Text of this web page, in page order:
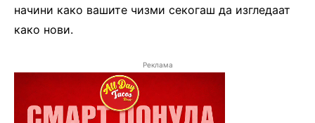
начини како вашите чизми секогаш да изгледаат
како нови.
Реклама